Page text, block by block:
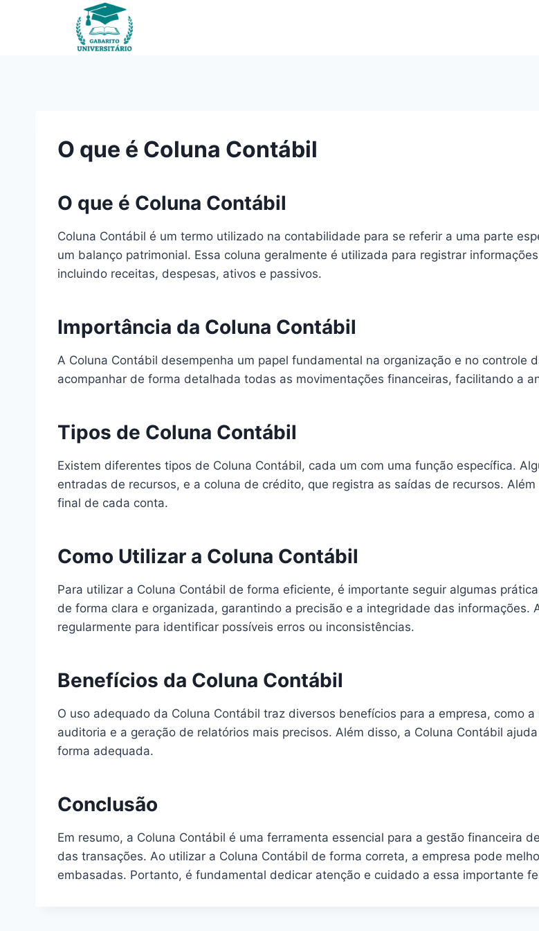
O que é Coluna Contábil
O que é Coluna Contábil
Coluna Contábil é um termo utilizado na contabilidade para se referir a uma parte
um balanço patrimonial. Essa coluna geralmente é utilizada para registrar
incluindo receitas, despesas, ativos e passivos.
Importância da Coluna Contábil
A Coluna Contábil desempenha um papel fundamental na organização e no controle
acompanhar de forma detalhada todas as movimentações financeiras, facilitando a
Tipos de Coluna Contábil
Existem diferentes tipos de Coluna Contábil, cada um com uma função específica.
entradas de recursos, e a coluna de crédito, que registra as saídas de recursos.
final de cada conta.
Como Utilizar a Coluna Contábil
Para utilizar a Coluna Contábil de forma eficiente, é importante seguir algumas
de forma clara e organizada, garantindo a precisão e a integridade das
regularmente para identificar possíveis erros ou inconsistências.
Benefícios da Coluna Contábil
O uso adequado da Coluna Contábil traz diversos benefícios para a empresa, como
auditoria e a geração de relatórios mais precisos. Além disso, a Coluna Contábil
forma adequada.
Conclusão
Em resumo, a Coluna Contábil é uma ferramenta essencial para a gestão financeira
das transações. Ao utilizar a Coluna Contábil de forma correta, a empresa pode
embasadas. Portanto, é fundamental dedicar atenção e cuidado a essa importante